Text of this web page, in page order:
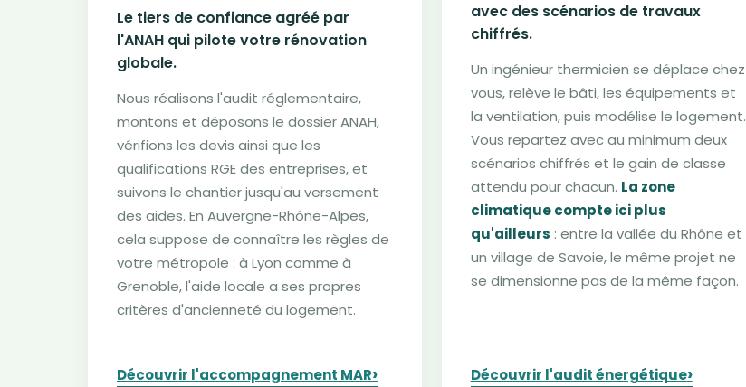
Le tiers de confiance agréé par
l'ANAH qui pilote votre rénovation
globale.
Nous réalisons l'audit réglementaire,
montons et déposons le dossier ANAH,
vérifions les devis ainsi que les
qualifications RGE des entreprises, et
suivons le chantier jusqu'au versement
des aides. En Auvergne-Rhône-Alpes,
cela suppose de connaître les règles de
votre métropole : à Lyon comme à
Grenoble, l'aide locale a ses propres
critères d'ancienneté du logement.
Découvrir l'accompagnement MAR›
avec des scénarios de travaux
chiffrés.
Un ingénieur thermicien se déplace chez
vous, relève le bâti, les équipements et
la ventilation, puis modélise le logement.
Vous repartez avec au minimum deux
scénarios chiffrés et le gain de classe
attendu pour chacun. La zone
climatique compte ici plus
qu'ailleurs : entre la vallée du Rhône et
un village de Savoie, le même projet ne
se dimensionne pas de la même façon.
Découvrir l'audit énergétique›